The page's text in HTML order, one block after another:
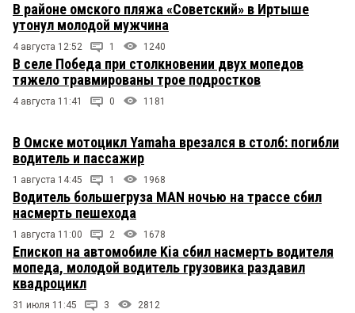
В районе омского пляжа «Советский» в Иртыше
утонул молодой мужчина
4 августа 12:52 1 1240
В селе Победа при столкновении двух мопедов
тяжело травмированы трое подростков
4 августа 11:41 0 1181
В Омске мотоцикл Yamaha врезался в столб: погибли
водитель и пассажир
1 августа 14:45 1 1968
Водитель большегруза MAN ночью на трассе сбил
насмерть пешехода
1 августа 11:00 2 1678
Епископ на автомобиле Kia сбил насмерть водителя
мопеда, молодой водитель грузовика раздавил
квадроцикл
31 июля 11:45 3 2812